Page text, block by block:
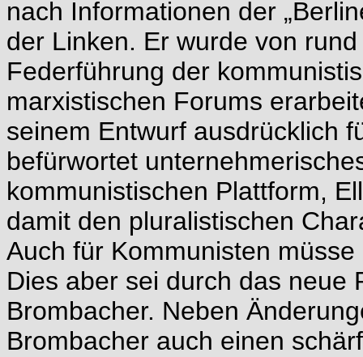
nach Informationen der
der Linken. Er wurde von
Federführung der
marxistischen Forums
seinem Entwurf ausdrücklich
befürwortet
kommunistischen Plattform,
damit den pluralistischen
Auch für Kommunisten
Dies aber sei durch das neue
Brombacher. Neben
Brombacher auch einen